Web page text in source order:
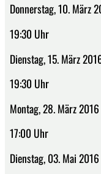
Donnerstag, 10. März
19:30 Uhr
Dienstag, 15. März
19:30 Uhr
Montag, 28. März 2016
17:00 Uhr
Dienstag, 03. Mai 2016